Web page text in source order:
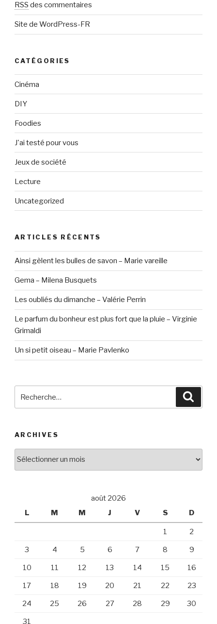
RSS des commentaires
Site de WordPress-FR
CATÉGORIES
Cinéma
DIY
Foodies
J'ai testé pour vous
Jeux de société
Lecture
Uncategorized
ARTICLES RÉCENTS
Ainsi gèlent les bulles de savon – Marie vareille
Gema – Milena Busquets
Les oubliés du dimanche – Valérie Perrin
Le parfum du bonheur est plus fort que la pluie – Virginie
Grimaldi
Un si petit oiseau – Marie Pavlenko
ARCHIVES
Archives
août 2026
L
M M J V S D
1 2
3 4 5 6 7 8 9
10 11 12 13 14 15 16
17 18 19 20 21 22 23
24 25 26 27 28 29 30
31